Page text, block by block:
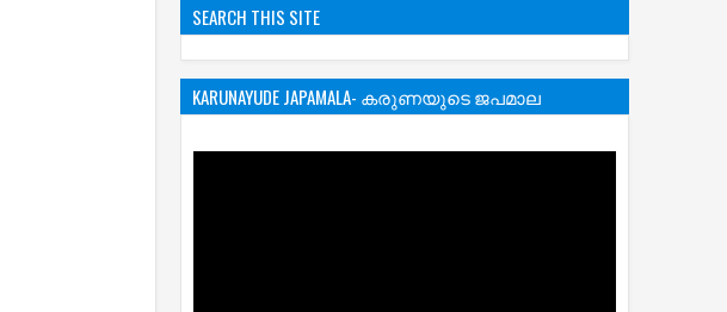
SEARCH THIS SITE
KARUNAYUDE JAPAMALA- കരുണയുടെ ജപമാല